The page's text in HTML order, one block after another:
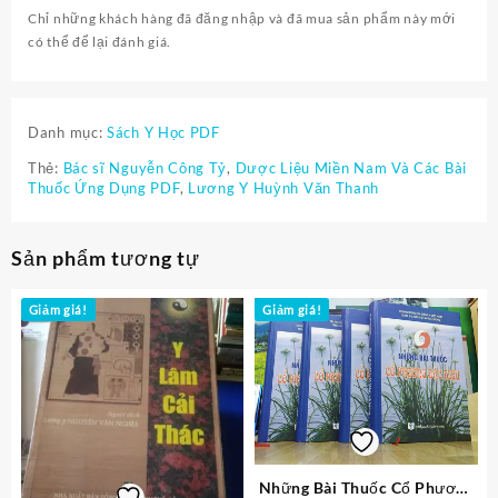
Chỉ những khách hàng đã đăng nhập và đã mua sản phẩm này mới
có thể để lại đánh giá.
Danh mục: Sách Y Học PDF
Thẻ: Bác sĩ Nguyễn Công Tỷ, Dược Liệu Miền Nam Và Các Bài
Thuốc Ứng Dụng PDF, Lương Y Huỳnh Văn Thanh
Sản phẩm tương tự
Giảm giá! Giảm giá!
Những Bài Thuốc Cổ Phương